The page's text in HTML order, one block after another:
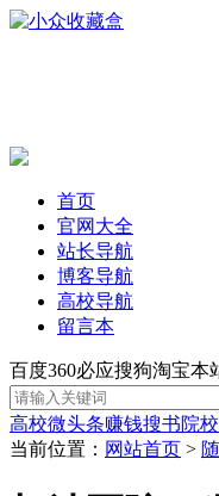
首页
官网大全
站长导航
博客导航
高校导航
留言本
百度360必应搜狗淘宝本
高校微头条赚钱搜书院
当前位置： 网站首页 >